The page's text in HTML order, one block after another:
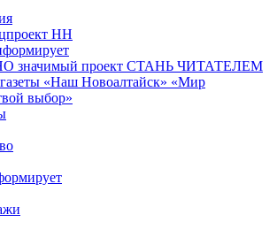
НН
значимый проект СТАНЬ ЧИТАТЕЛЕМ
«Наш Новоалтайск» «Мир
выбор»